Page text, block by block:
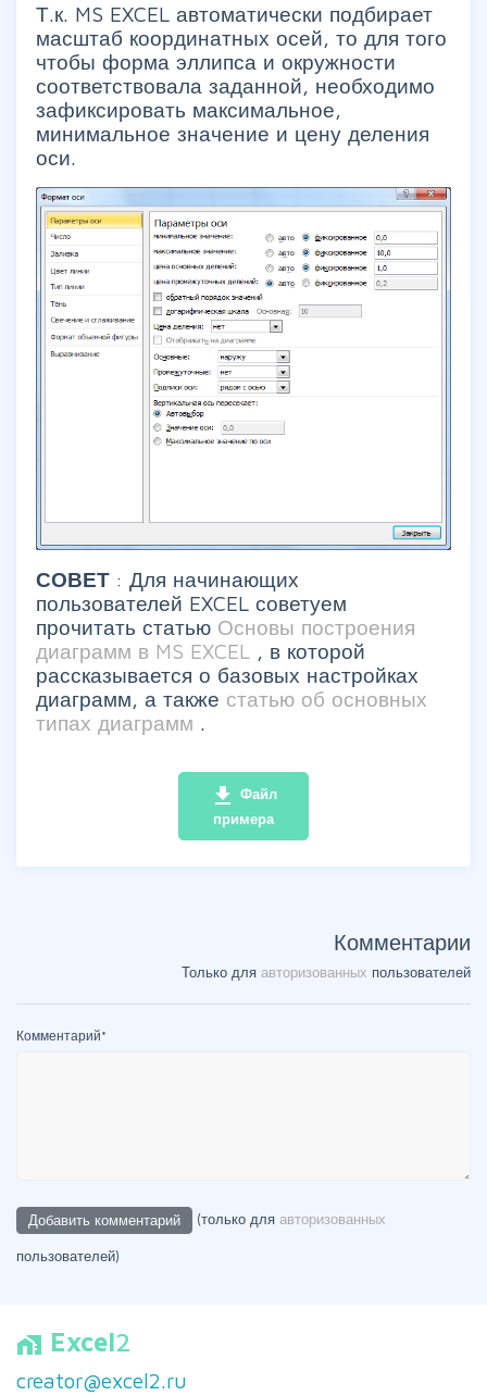
Т.к. MS EXCEL автоматически подбирает
масштаб координатных осей, то для того
чтобы форма эллипса и окружности
соответствовала заданной, необходимо
зафиксировать максимальное,
минимальное значение и цену деления
оси.
СОВЕТ : Для начинающих
пользователей EXCEL советуем
прочитать статью Основы построения
диаграмм в MS EXCEL , в которой
рассказывается о базовых настройках
диаграмм, а также статью об основных
типах диаграмм .
file_download Файл
примера
Комментарии
Только для авторизованных пользователей
Комментарий*
(только для авторизованных
пользователей)
home_work Excel2
creator@excel2.ru